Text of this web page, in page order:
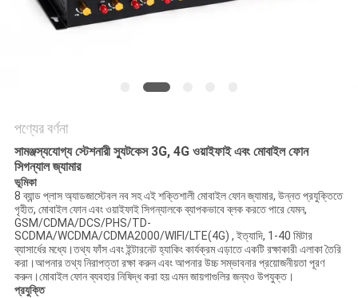
PRIVACY
পণ্যের বর্ণনা
সামঞ্জস্যযোগ্য স্টেশনারী স্যুটকেস 3G, 4G ওয়াইফাই এবং মোবাইল ফোন
সিগন্যাল জ্যামার
ভূমিকা
8 ব্যান্ড প্লাস অ্যাডজাস্টেবল নব সহ এই শক্তিশালী মোবাইল ফোন জ্যামার, উন্নত প্রযুক্তিতে
গৃহীত, মোবাইল ফোন এবং ওয়াইফাই সিগন্যালকে ব্যাপকভাবে ব্লক করতে পারে যেমন,
GSM/CDMA/DCS/PHS/TD-
SCDMA/WCDMA/CDMA2000/WIFI/LTE(4G) , ইত্যাদি, 1-40 মিটার
ব্যাসার্ধের মধ্যে।তথ্য ফাঁস এবং ইন্টারনেট হ্যাকিং কার্যক্রম এড়াতে একটি রক্ষাকারী এলাকা তৈরি
করা।আপনার তথ্য নিরাপত্তা রক্ষা করুন এবং আপনার উচ্চ সম্ভাবনার প্রয়োজনীয়তা পূরণ
করুন।মোবাইল ফোন ব্যবহার নিষিদ্ধ করা হয় এমন জায়গাগুলির জন্যও উপযুক্ত।
প্রযুক্তি